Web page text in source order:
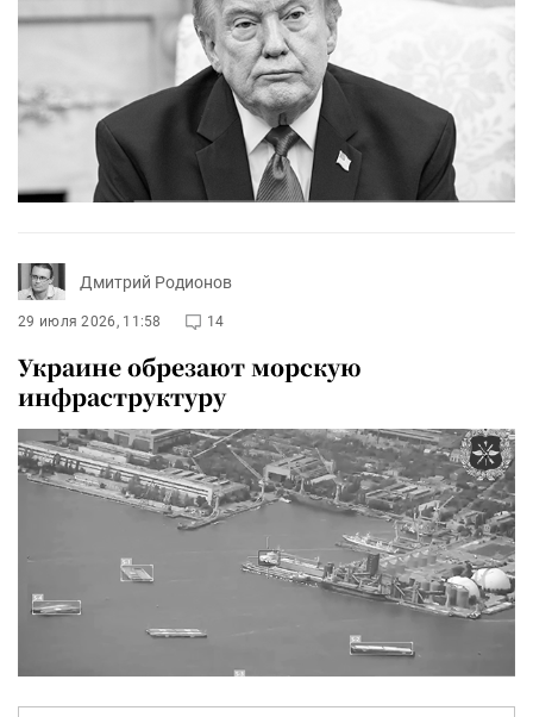
Дмитрий Родионов
29 июля 2026, 11:58 14
Украине обрезают морскую
инфраструктуру